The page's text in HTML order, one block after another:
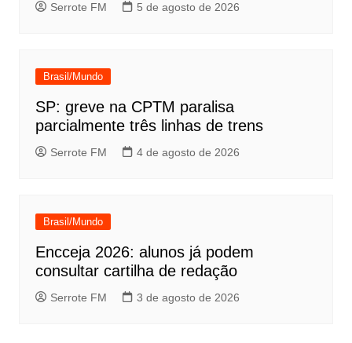
Serrote FM 5 de agosto de 2026
Brasil/Mundo
SP: greve na CPTM paralisa
parcialmente três linhas de trens
Serrote FM 4 de agosto de 2026
Brasil/Mundo
Encceja 2026: alunos já podem
consultar cartilha de redação
Serrote FM 3 de agosto de 2026